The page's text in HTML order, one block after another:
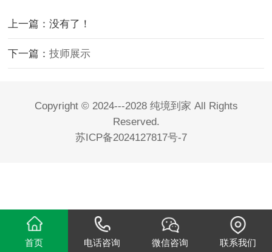
上一篇：没有了！
下一篇：技师展示
Copyright © 2024---2028 纯境到家 All Rights
Reserved.
苏ICP备2024127817号-7
首页 电话咨询 微信咨询 联系我们